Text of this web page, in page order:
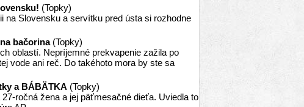
(Topky)
na Slovensku a servítku pred ústa si rozhodne
bačorina(Topky)
oblastí. Nepríjemné prekvapenie zažila po
vode ani reč. Do takéhoto mora by ste sa
a BÁBÄTKA (Topky)
ročná žena a jej päťmesačné dieťa. Uviedla to